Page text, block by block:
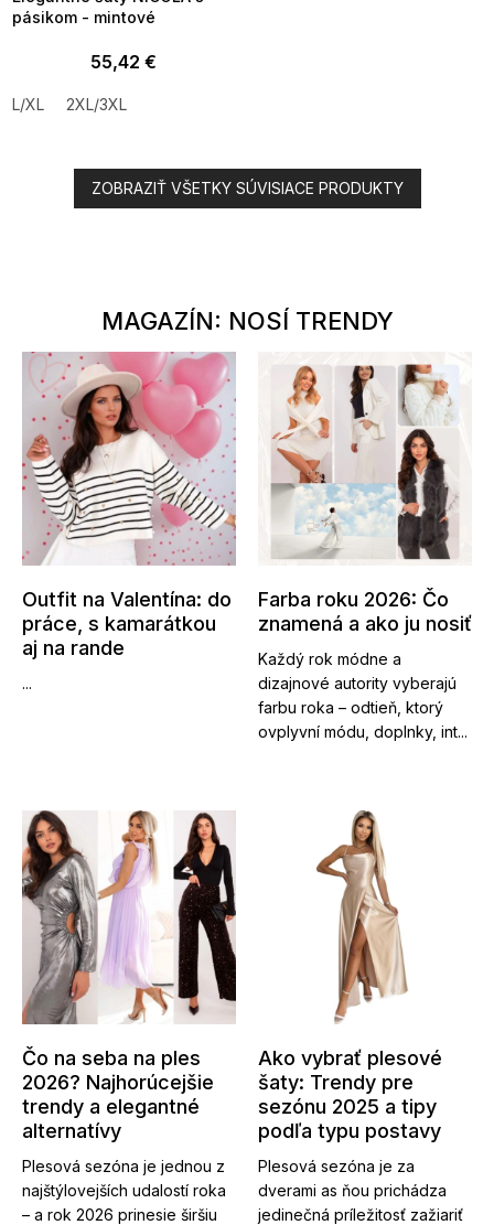
pásikom - mintové
55,42 €
L/XL 2XL/3XL
ZOBRAZIŤ VŠETKY SÚVISIACE PRODUKTY
MAGAZÍN: NOSÍ TRENDY
Outfit na Valentína: do
práce, s kamarátkou
aj na rande
...
Farba roku 2026: Čo
znamená a ako ju nosiť
Každý rok módne a
dizajnové autority vyberajú
farbu roka – odtieň, ktorý
ovplyvní módu, doplnky, int...
Čo na seba na ples
2026? Najhorúcejšie
trendy a elegantné
alternatívy
Plesová sezóna je jednou z
najštýlovejších udalostí roka
– a rok 2026 prinesie širšiu
Ako vybrať plesové
šaty: Trendy pre
sezónu 2025 a tipy
podľa typu postavy
Plesová sezóna je za
dverami as ňou prichádza
jedinečná príležitosť zažiariť